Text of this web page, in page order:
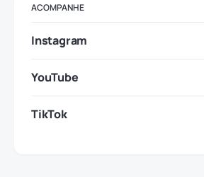
ACOMPANHE
Instagram
YouTube
TikTok